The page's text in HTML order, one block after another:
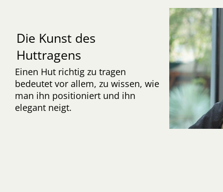
Die Kunst des
Huttragens
Einen Hut richtig zu tragen
bedeutet vor allem, zu wissen, wie
man ihn positioniert und ihn
elegant neigt.